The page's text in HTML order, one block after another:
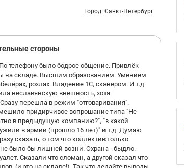
Город: Санкт-Петербург
стороны
телефону было бодрое общение. Привлёк
на складе. Высшим образованием. Умением
рохлах. Владение 1С, сканером. И т.д
неславянскую внешность, хотя
перешла в режим "отговаривания".
придирчивое вопрошание типа "Не
в предыдущую компанию?", "в какой
в армии (прошло 16 лет)" и т.д. Думаю
сказать, о том что коллектив только
было бы лишней возни. Охрана - быдло.
Сказали что сломан, а другой сказал что